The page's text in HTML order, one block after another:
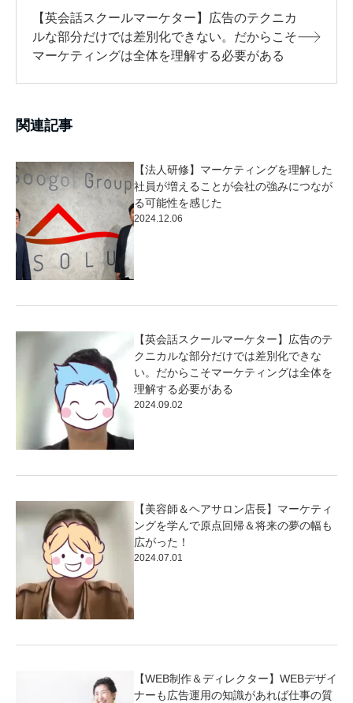
【英会話スクールマーケター】広告のテクニカ
ルな部分だけでは差別化できない。だからこそ
マーケティングは全体を理解する必要がある
関連記事
【法人研修】マーケティングを理解した
社員が増えることが会社の強みにつなが
る可能性を感じた
2024.12.06
【英会話スクールマーケター】広告のテ
クニカルな部分だけでは差別化できな
い。だからこそマーケティングは全体を
理解する必要がある
2024.09.02
【美容師＆ヘアサロン店長】マーケティ
ングを学んで原点回帰＆将来の夢の幅も
広がった！
2024.07.01
【WEB制作＆ディレクター】WEBデザイ
ナーも広告運用の知識があれば仕事の質